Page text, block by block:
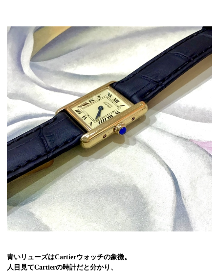
青いリューズはCartierウォッチの象徴。
人目見てCartierの時計だと分かり、